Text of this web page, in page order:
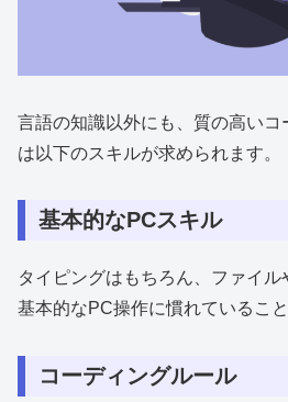
言語の知識以外にも、質の高いコ
は以下のスキルが求められます。
基本的なPCスキル
タイピングはもちろん、ファイル
基本的なPC操作に慣れているこ
コーディングルール